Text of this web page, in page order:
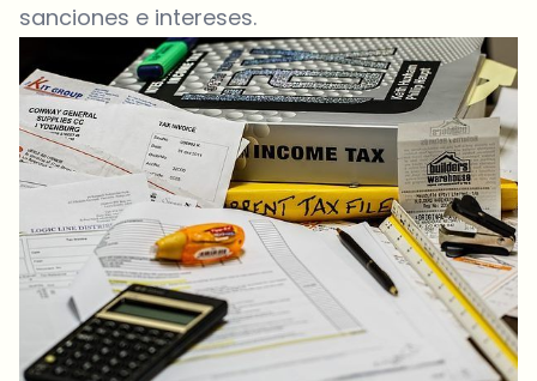
sanciones e intereses.